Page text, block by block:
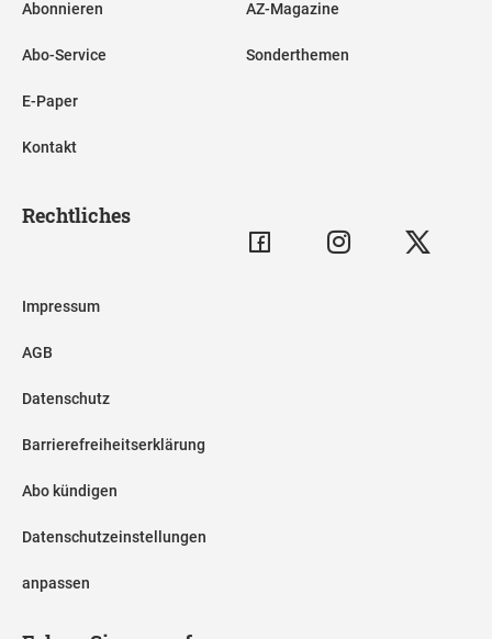
Abonnieren
Abo-Service
E-Paper
Kontakt
AZ-Magazine
Sonderthemen
Rechtliches
Impressum
AGB
Datenschutz
Barrierefreiheitserklärung
Abo kündigen
Datenschutzeinstellungen
anpassen